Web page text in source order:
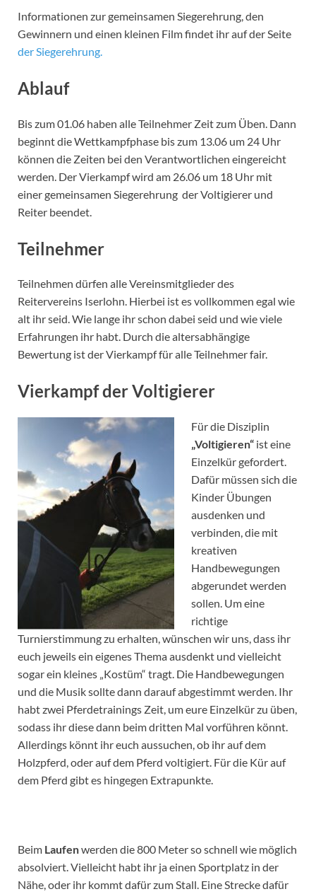
Informationen zur gemeinsamen Siegerehrung, den
Gewinnern und einen kleinen Film findet ihr auf der Seite
der Siegerehrung.
Ablauf
Bis zum 01.06 haben alle Teilnehmer Zeit zum Üben. Dann
beginnt die Wettkampfphase bis zum 13.06 um 24 Uhr
können die Zeiten bei den Verantwortlichen eingereicht
werden. Der Vierkampf wird am 26.06 um 18 Uhr mit
einer gemeinsamen Siegerehrung der Voltigierer und
Reiter beendet.
Teilnehmer
Teilnehmen dürfen alle Vereinsmitglieder des
Reitervereins Iserlohn. Hierbei ist es vollkommen egal wie
alt ihr seid. Wie lange ihr schon dabei seid und wie viele
Erfahrungen ihr habt. Durch die altersabhängige
Bewertung ist der Vierkampf für alle Teilnehmer fair.
Vierkampf der Voltigierer
Für die Disziplin
„Voltigieren“ ist eine
Einzelkür gefordert.
Dafür müssen sich die
Kinder Übungen
ausdenken und
verbinden, die mit
kreativen
Handbewegungen
abgerundet werden
sollen. Um eine
richtige
Turnierstimmung zu erhalten, wünschen wir uns, dass ihr
euch jeweils ein eigenes Thema ausdenkt und vielleicht
sogar ein kleines „Kostüm“ tragt. Die Handbewegungen
und die Musik sollte dann darauf abgestimmt werden. Ihr
habt zwei Pferdetrainings Zeit, um eure Einzelkür zu üben,
sodass ihr diese dann beim dritten Mal vorführen könnt.
Allerdings könnt ihr euch aussuchen, ob ihr auf dem
Holzpferd, oder auf dem Pferd voltigiert. Für die Kür auf
dem Pferd gibt es hingegen Extrapunkte.
Beim Laufenwerden die 800 Meter so schnell wie möglich
absolviert. Vielleicht habt ihr ja einen Sportplatz in der
Nähe, oder ihr kommt dafür zum Stall. Eine Strecke dafür